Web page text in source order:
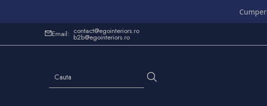
Email: contact@egointeriors.ro
b2b@egointeriors.ro